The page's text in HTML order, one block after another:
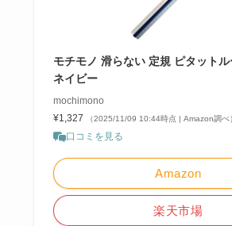
モチモノ 滑らない 定規 ピタット
ネイビー
mochimono
¥1,327
（2025/11/09 10:44時点 | Amazon調べ
口コミを見る
Amazon
楽天市場